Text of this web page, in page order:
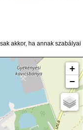
akkor, ha annak szabályai
+
−